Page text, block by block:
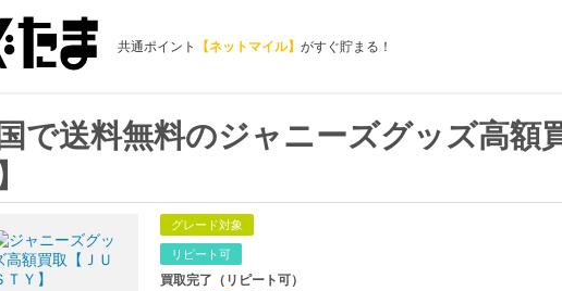
共通ポイント 【ネットマイル】 がすぐ貯まる！
で送料無料のジャニーズグッズ高額
グレード対象
リピート可
買取完了（リピート可）